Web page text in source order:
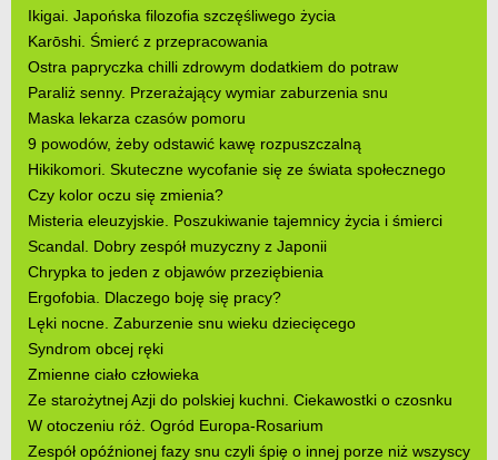
Ikigai. Japońska filozofia szczęśliwego życia
Karōshi. Śmierć z przepracowania
Ostra papryczka chilli zdrowym dodatkiem do potraw
Paraliż senny. Przerażający wymiar zaburzenia snu
Maska lekarza czasów pomoru
9 powodów, żeby odstawić kawę rozpuszczalną
Hikikomori. Skuteczne wycofanie się ze świata społecznego
Czy kolor oczu się zmienia?
Misteria eleuzyjskie. Poszukiwanie tajemnicy życia i śmierci
Scandal. Dobry zespół muzyczny z Japonii
Chrypka to jeden z objawów przeziębienia
Ergofobia. Dlaczego boję się pracy?
Lęki nocne. Zaburzenie snu wieku dziecięcego
Syndrom obcej ręki
Zmienne ciało człowieka
Ze starożytnej Azji do polskiej kuchni. Ciekawostki o czosnku
W otoczeniu róż. Ogród Europa-Rosarium
Zespół opóźnionej fazy snu czyli śpię o innej porze niż wszyscy